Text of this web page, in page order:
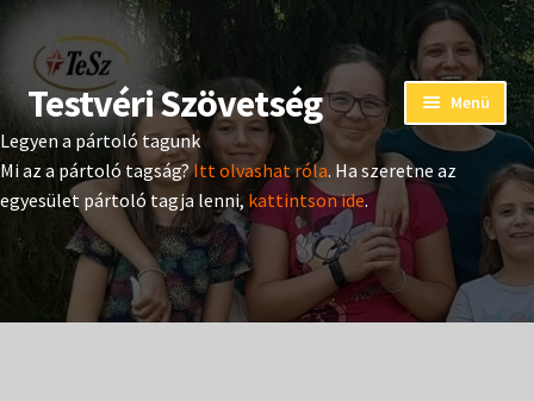
Ugrás
a
navigációhoz
Kilépés
a
tartalomba
Testvéri Szövetség Menü
Eseménynaptár
Adományozás
Pártoló tag belépés
Legyen a pártoló tagunk
Mi az a pártoló tagság?Itt olvashat róla. Ha szeretne az
egyesület pártoló tagja lenni, kattintson ide.